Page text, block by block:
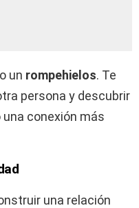
un rompehielos. Te
persona y descubrir
conexión más
una relación